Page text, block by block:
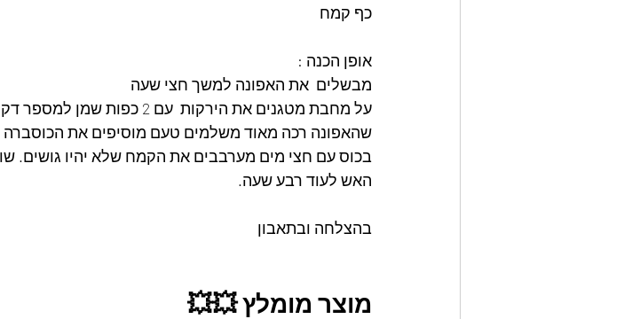
כף קמח
אופן הכנה :
מבשלים  את האפונה למשך חצי שעה
על מחבת מטגנים את הירקות
שהאפונה רכה מאוד משלמים טעם מוסיפים את הכוסברה
בכוס עם חצי מים מערבבים את הקמח שלא יהיו גושים.
האש לעוד רבע שעה.
בהצלחה ובתאבון
מוצר מומלץ 💥💥